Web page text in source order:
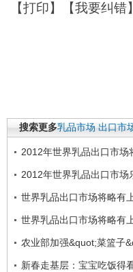
【打印】【我要纠错
搜索更多乳品市场 出口市
2012年世界乳品出口市场
2012年世界乳品出口市场
世界乳品出口市场将略有
世界乳品出口市场将略有
农业部加强&quot;菜篮子
新春走基层：宝宝吃饭得